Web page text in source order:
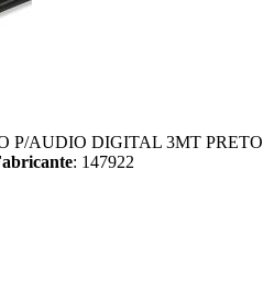
P/AUDIO DIGITAL 3MT PRETO
: 147922